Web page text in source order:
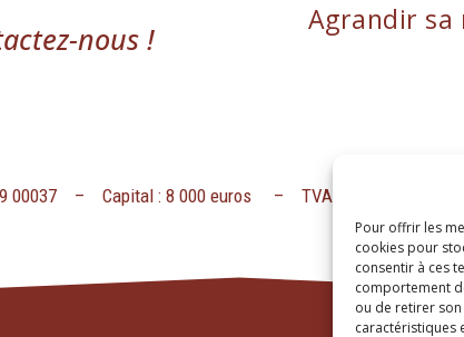
Pour offrir les
cookies pour
consentir à ces
comportement
ou de retirer
caractéristiques
nous !
Agrandir sa
00037 – Capital : 8 000 euros – TVA